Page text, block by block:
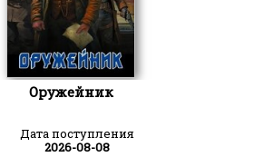
Оружейник
Дата поступления
2026-08-08